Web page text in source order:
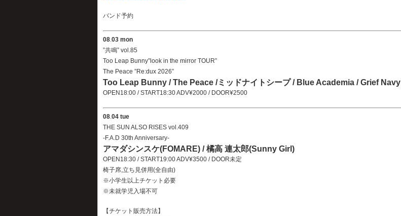
バンド予約
08.03 mon
”共鳴” vol.85
Too Leap Bunny”look in the mirror TOUR”
The Peace ”Re:dux 2026”
Too Leap Bunny / The Peace /ミッドナイトシープ / Blue Academia / Grief Navy
OPEN18:00 / START18:30 ADV¥2000 / DOOR¥2500
08.04 tue
THE SUN ALSO RISES vol.409
-F.A.D 30th Anniversary-
アマダシンスケ(FOMARE) / 橘高 連太郎(Sunny Girl)
OPEN18:30 / START19:00 ADV¥3500 / DOOR未定
椅子席,立ち見併用(全自由)
※小学生以上チケット必要
※未就学児入場不可
【チケット販売方法】